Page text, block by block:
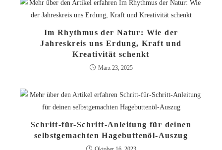
Im Rhythmus der Natur: Wie der
Jahreskreis uns Erdung, Kraft und
Kreativität schenkt
März 23, 2025
Schritt-für-Schritt-Anleitung für deinen
selbstgemachten Hagebuttenöl-Auszug